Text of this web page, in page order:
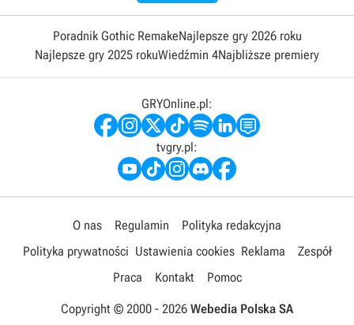
Poradnik Gothic RemakeNajlepsze gry 2026 roku
Najlepsze gry 2025 rokuWiedźmin 4Najbliższe premiery
GRYOnline.pl:
tvgry.pl:
O nas Regulamin
Polityka redakcyjna
Polityka prywatności Ustawienia cookies Reklama
Zespół
Praca
Kontakt Pomoc
Copyright © 2000 - 2026 Webedia Polska SA